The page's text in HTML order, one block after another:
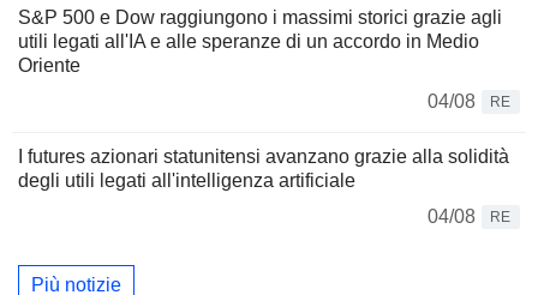
S&P 500 e Dow raggiungono i massimi storici grazie agli
utili legati all'IA e alle speranze di un accordo in Medio
Oriente
04/08
RE
I futures azionari statunitensi avanzano grazie alla solidità
degli utili legati all'intelligenza artificiale
04/08
RE
Più notizie